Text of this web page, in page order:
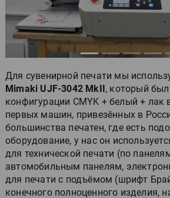
Для сувенирной печати мы
Mimaki UJF-3042 MkII, который
конфигурации CMYK + белый + лак
первых машин, привезённых в
большинства печатен, где есть
оборудование, у нас он
для технической печати (по
автомобильным панелям,
для печати с подъёмом (шрифт
конечного полноценного изделия,